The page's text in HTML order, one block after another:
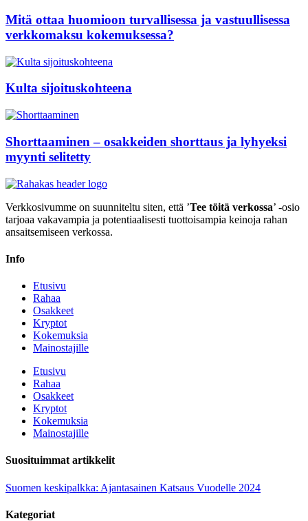
Mitä ottaa huomioon turvallisessa ja vastuullisessa
verkkomaksu kokemuksessa?
Kulta sijoituskohteena
Shorttaaminen – osakkeiden shorttaus ja lyhyeksi
myynti selitetty
Verkkosivumme on suunniteltu siten, että ’Tee töitä verkossa’ -osio
tarjoaa vakavampia ja potentiaalisesti tuottoisampia keinoja rahan
ansaitsemiseen verkossa.
Info
Etusivu
Rahaa
Osakkeet
Kryptot
Kokemuksia
Mainostajille
Etusivu
Rahaa
Osakkeet
Kryptot
Kokemuksia
Mainostajille
Suosituimmat artikkelit
Suomen keskipalkka: Ajantasainen Katsaus Vuodelle 2024
Kategoriat